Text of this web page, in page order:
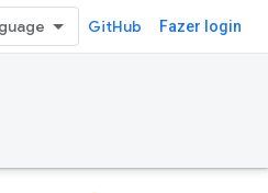
GitHub Fazer login